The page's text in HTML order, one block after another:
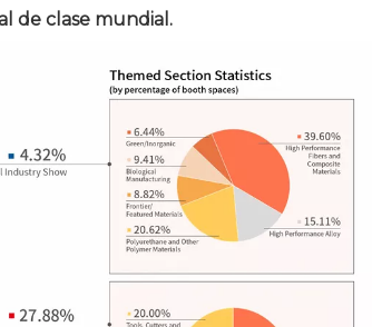
de clase mundial.